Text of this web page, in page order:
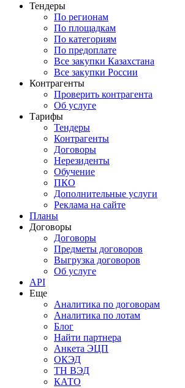
Тендеры
По регионам
По площадкам
По категориям
По предоплате
Все закупки Казахстана
Все закупки России
Контрагенты
Проверить контрагента
Об услуге
Тарифы
Тендеры
Контрагенты
Договоры
Нерезиденты
Обучение
ПКО
Дополнительные услуги
Реклама на сайте
Планы
Договоры
Договоры
Предметы договоров
Выгрузка договоров
Об услуге
API
Еще
Аналитика по договорам
Аналитика по лотам
Блог
Найти партнера
Анкета ЭЦП
ОКЭД
ТН ВЭД
КАТО